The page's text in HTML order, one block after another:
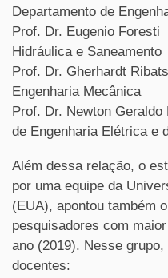
Departamento de
Prof. Dr. Eugenio Foresti
Hidráulica e Saneamento
Prof. Dr. Gherhardt
Engenharia Mecânica
Prof. Dr. Newton
de Engenharia Elétrica e
Além dessa relação, o
por uma equipe da
(EUA), apontou também
pesquisadores com
ano (2019). Nesse
docentes: